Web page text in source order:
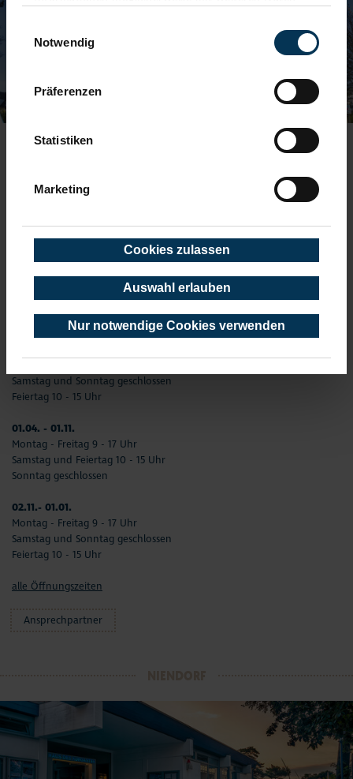
sie im Rahmen Ihrer Nutzung der Dienste gesammelt
haben. Sie geben Einwilligung zu unseren Cookies,
Notwendig
Präferenzen
Statistiken
Marketing
Cookies zulassen
Auswahl erlauben
Nur notwendige Cookies verwenden
TOURIST-INFORMATION TIMMENDORFER STRAND
Timmendorfer Platz 10
Telefon: 04503-3577-0
AKTUELLE ÖFFNUNGSZEITEN
01. Januar - 31. Dezember
Samstag und Sonntag geschlossen
Feiertag 10 - 15 Uhr
01.04. - 01.11.
Montag - Freitag 9 - 17 Uhr
Samstag und Feiertag 10 - 15 Uhr
Sonntag geschlossen
02.11.- 01.01.
Montag - Freitag 9 - 17 Uhr
Samstag und Sonntag geschlossen
Feiertag 10 - 15 Uhr
alle Öffnungszeiten
Ansprechpartner